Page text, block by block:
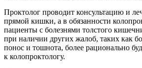
Проктолог проводит консультацию и
прямой кишки, а в обязанности
пациенты с болезнями толстого
при наличии других жалоб, таких как
понос и тошнота, более рационально
к колопроктологу.